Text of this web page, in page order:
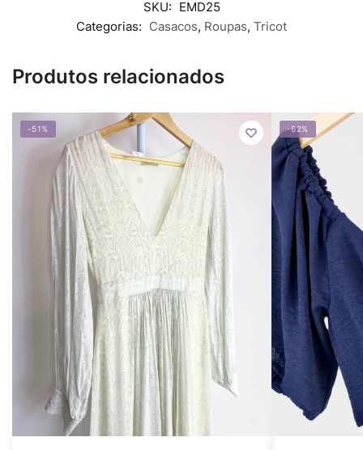
SKU: EMD25
Categorias: Casacos, Roupas, Tricot
Produtos relacionados
-51% -62%